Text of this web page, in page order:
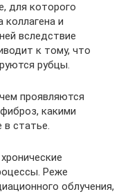
для которого
коллагена и
вследствие
к тому, что
рубцы.
проявляются
какими
в статье.
Реже
облучения,